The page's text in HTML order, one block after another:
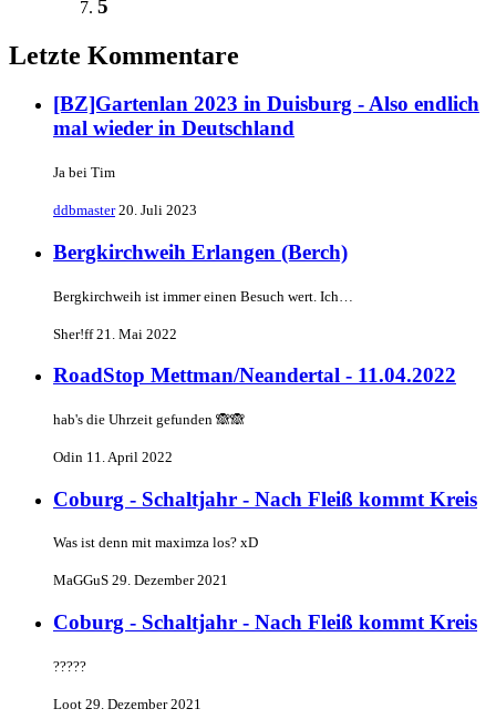
5
Letzte Kommentare
[BZ]Gartenlan 2023 in Duisburg - Also endlich
mal wieder in Deutschland
Ja bei Tim
ddbmaster 20. Juli 2023
Bergkirchweih Erlangen (Berch)
Bergkirchweih ist immer einen Besuch wert. Ich…
Sher!ff21. Mai 2022
RoadStop Mettman/Neandertal - 11.04.2022
hab's die Uhrzeit gefunden 🙈🙈
Odin 11. April 2022
Coburg - Schaltjahr - Nach Fleiß kommt Kreis
Was ist denn mit maximza los? xD
MaGGuS 29. Dezember 2021
Coburg - Schaltjahr - Nach Fleiß kommt Kreis
?????
Loot 29. Dezember 2021